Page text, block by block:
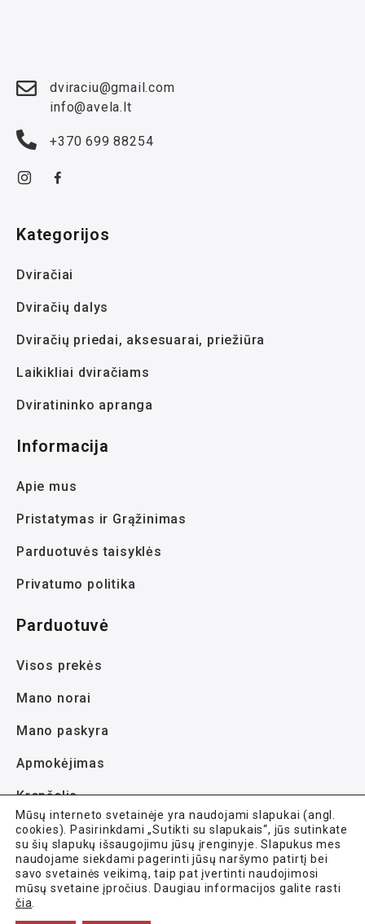
dviraciu@gmail.com
info@avela.lt
+370 699 88254
Kategorijos
Dviračiai
Dviračių dalys
Dviračių priedai, aksesuarai, priežiūra
Laikikliai dviračiams
Dviratininko apranga
Informacija
Apie mus
Pristatymas ir Grąžinimas
Parduotuvės taisyklės
Privatumo politika
Parduotuvė
Visos prekės
Mano norai
Mano paskyra
Apmokėjimas
Krepšelis
Mūsų interneto svetainėje yra naudojami slapukai (angl.
cookies). Pasirinkdami „Sutikti su slapukais“, jūs sutinkate
su šių slapukų išsaugojimu jūsų įrenginyje. Slapukus mes
naudojame siekdami pagerinti jūsų naršymo patirtį bei
savo svetainės veikimą, taip pat įvertinti naudojimosi
mūsų svetaine įpročius. Daugiau informacijos galite rasti
čia